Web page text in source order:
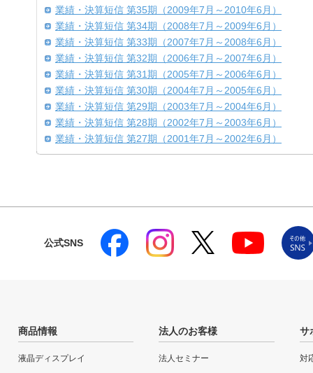
業績・決算短信 第35期（2009年7月～2010年6月）
業績・決算短信 第34期（2008年7月～2009年6月）
業績・決算短信 第33期（2007年7月～2008年6月）
業績・決算短信 第32期（2006年7月～2007年6月）
業績・決算短信 第31期（2005年7月～2006年6月）
業績・決算短信 第30期（2004年7月～2005年6月）
業績・決算短信 第29期（2003年7月～2004年6月）
業績・決算短信 第28期（2002年7月～2003年6月）
業績・決算短信 第27期（2001年7月～2002年6月）
公式SNS
商品情報
液晶ディスプレイ
法人のお客様
法人セミナー
サ
対